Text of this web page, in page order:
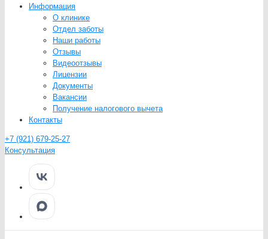
Информация
О клинике
Отдел заботы
Наши работы
Отзывы
Видеоотзывы
Лицензии
Документы
Вакансии
Получение налогового вычета
Контакты
+7 (921) 679-25-27
Консультация